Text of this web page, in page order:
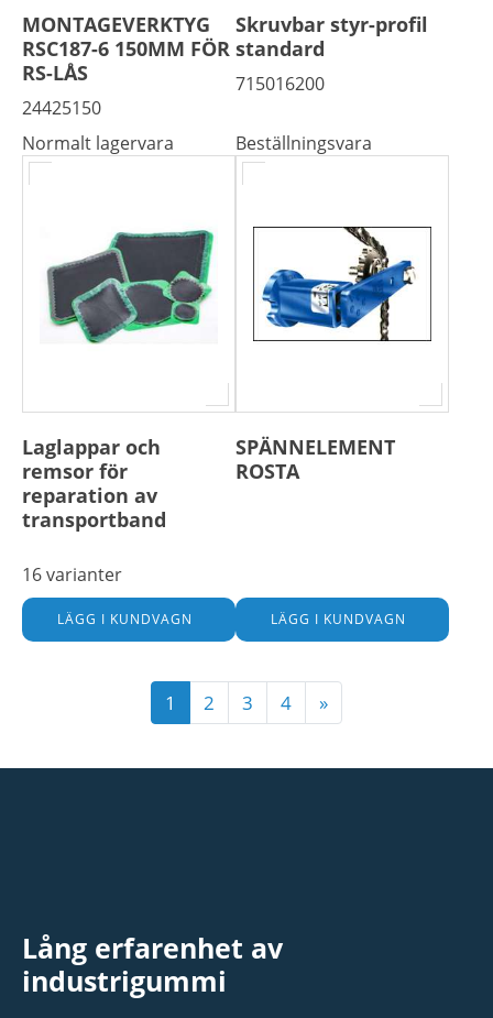
MONTAGEVERKTYG
RSC187-6 150MM FÖR
RS-LÅS
24425150
Normalt lagervara
Skruvbar styr-profil
standard
715016200
Beställningsvara
Laglappar och
remsor för
reparation av
transportband
16 varianter
SPÄNNELEMENT
ROSTA
1 2 3 4 »
Lång erfarenhet av
industrigummi